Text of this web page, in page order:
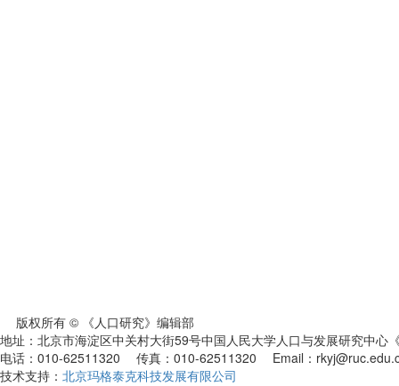
版权所有 © 《人口研究》编辑部
地址：北京市海淀区中关村大街59号中国人民大学人口与发展研究中
电话：010-62511320 传真：010-62511320 Email：
技术支持： 北京玛格泰克科技发展有限公司